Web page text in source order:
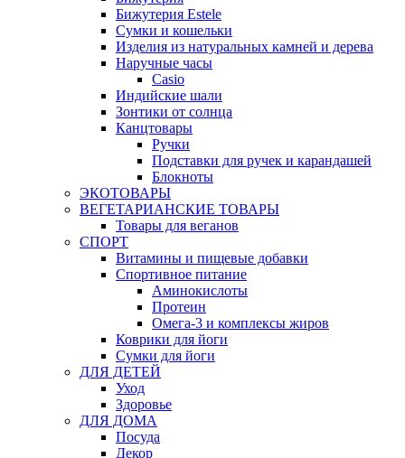
Бижутерия Estele
Сумки и кошельки
Изделия из натуральных камней и дерева
Наручные часы
Casio
Индийские шали
Зонтики от солнца
Канцтовары
Ручки
Подставки для ручек и карандашей
Блокноты
ЭКОТОВАРЫ
ВЕГЕТАРИАНСКИЕ ТОВАРЫ
Товары для веганов
СПОРТ
Витамины и пищевые добавки
Спортивное питание
Аминокислоты
Протеин
Омега-3 и комплексы жиров
Коврики для йоги
Сумки для йоги
ДЛЯ ДЕТЕЙ
Уход
Здоровье
ДЛЯ ДОМА
Посуда
Декор